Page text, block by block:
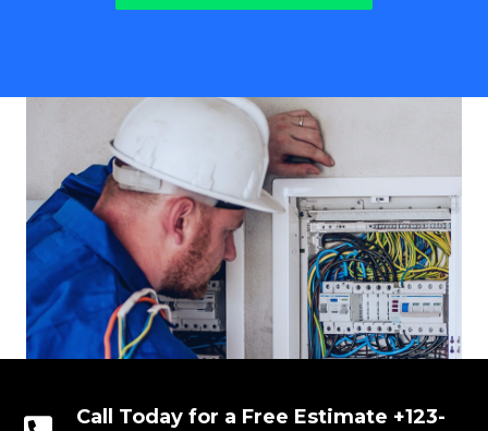
Call Today for a Free Estimate +123-